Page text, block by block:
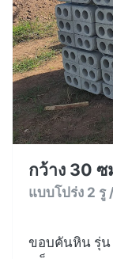
กว้าง 30 ซ
แบบโปร่ง 2
ขอบคันหิน รุ่น